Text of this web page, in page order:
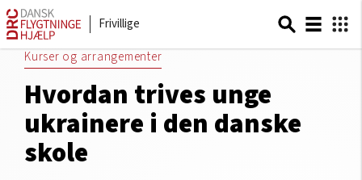
Frivillige
Kurser og arrangementer
Hvordan trives unge
ukrainere i den danske
skole